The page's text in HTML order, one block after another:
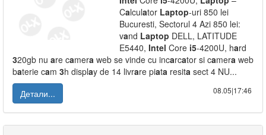
Calculator Laptop-uri 850 lei
Bucuresti, Sectorul 4 Azi 850 lei:
vand Laptop DELL, LATITUDE
E5440, Intel Core i5-4200U, hard
320gb nu are camera web se vinde cu incarcator si camera web
baterie cam 3h display de 14 livrare piata resita sect 4 NU...
Детали...
08.05|17:46